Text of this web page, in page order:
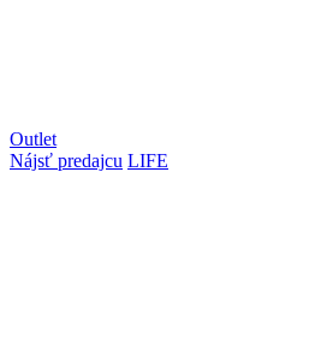
Outlet
Nájsť predajcu LIFE